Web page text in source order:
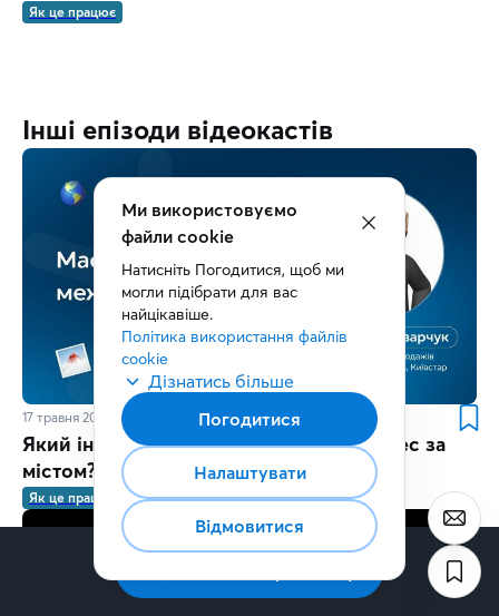
Як це працює
Інші епізоди відеокастів
17 травня 2024
Який інтернет обрати, якщо маєте бізнес за
містом?
Як це працює
Ми використовуємо
файли cookie
Натисніть Погодитися, щоб ми
могли підібрати для вас
найцікавіше.
Політика використання файлів
cookie
Дізнатись більше
Погодитися
Налаштувати
Відмовитися